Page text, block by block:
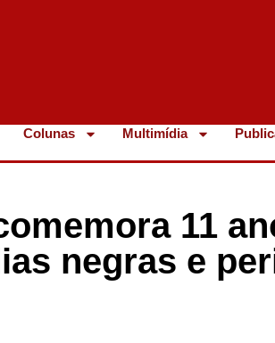
Colunas Multimídia
11
negras e